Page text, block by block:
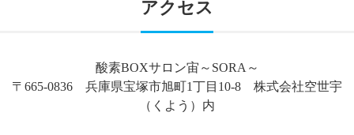
アクセス
酸素BOXサロン宙～SORA～
〒665-0836 兵庫県宝塚市旭町1丁目10-8 株式会社空世宇
（くよう）内